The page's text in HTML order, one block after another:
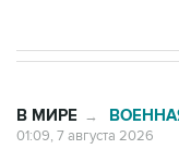
В МИРЕ →
01:09, 7 августа 2026